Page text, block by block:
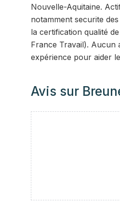
Nouvelle-Aquitaine.
notamment securite
la certification qualité
France Travail). Aucun
expérience pour aider
Avis sur